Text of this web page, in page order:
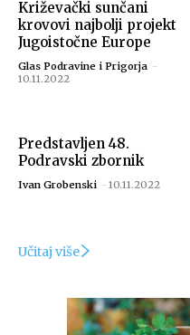
Križevački sunčani
krovovi najbolji projekt
Jugoistočne Europe
Glas Podravine i Prigorja -
10.11.2022
Predstavljen 48.
Podravski zbornik
Ivan Grobenski - 10.11.2022
Učitaj više